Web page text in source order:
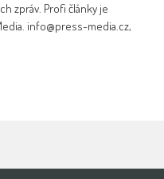
zpráv. Profi články je
info@press-media.cz,